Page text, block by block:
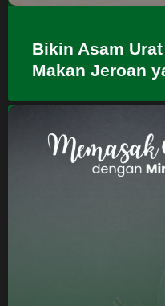
Bikin Asam
Makan Jeroan